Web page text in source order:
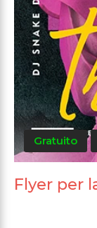
Gratuito
Flyer per